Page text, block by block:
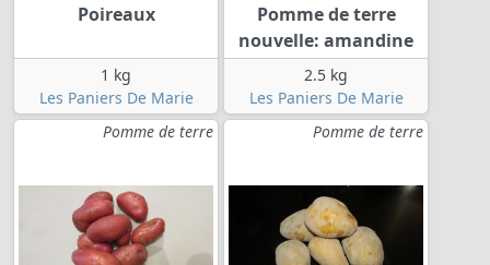
Poireaux
1 kg
Les Paniers De Marie
Pomme de terre
nouvelle: amandine
2.5 kg
Les Paniers De Marie
Pomme de terre
Pomme de terre